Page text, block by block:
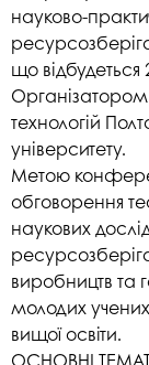
науково-
що відбудеться
технологій
університету.
Метою
обговорення
наукових
виробництв та
молодих
вищої освіти.
ОСНОВНІ